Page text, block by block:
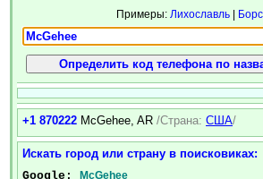
Примеры: Лихославль |
+1 870222 McGehee, AR /Страна: США/
Искать город или страну в поисковиках:
Google: McGehee